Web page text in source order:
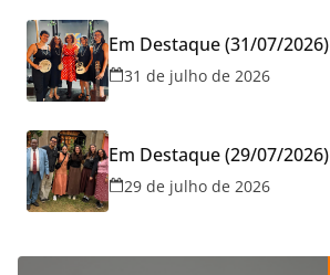
Em Destaque (31/07/2026)
31 de julho de 2026
Em Destaque (29/07/2026)
29 de julho de 2026